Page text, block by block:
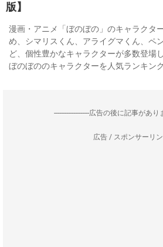
版】
漫画・アニメ「ぼのぼの」のキャラクタ
め、シマリスくん、アライグマくん、ペ
ど、個性豊かなキャラクターが多数登場
ぼのぼののキャラクターを人気ランキン
--------------------広告の後に記事があり
広告 / スポンサーリ